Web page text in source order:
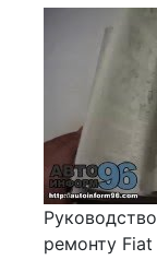
ремонту Fiat